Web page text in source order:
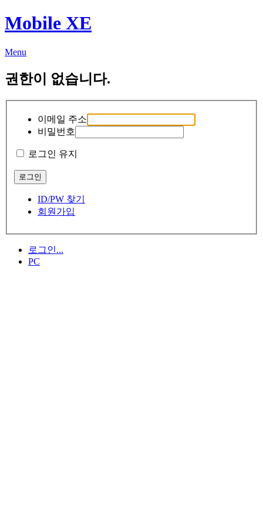
Mobile XE
Menu
권한이 없습니다.
이메일 주소
비밀번호
로그인 유지
ID/PW 찾기
회원가입
로그인...
PC